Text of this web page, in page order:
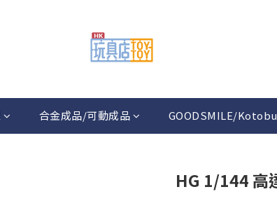
合金成品/可動成品 GOODSMILE/
HG 1/144 高